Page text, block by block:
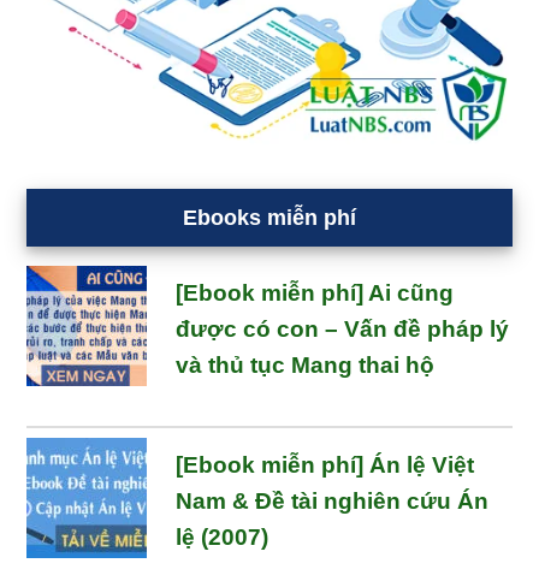
Ebooks miễn phí
[Ebook miễn phí] Ai cũng
được có con – Vấn đề pháp lý
và thủ tục Mang thai hộ
[Ebook miễn phí] Án lệ Việt
Nam & Đề tài nghiên cứu Án
lệ (2007)